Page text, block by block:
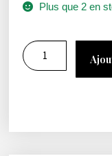
Plus que 2 en